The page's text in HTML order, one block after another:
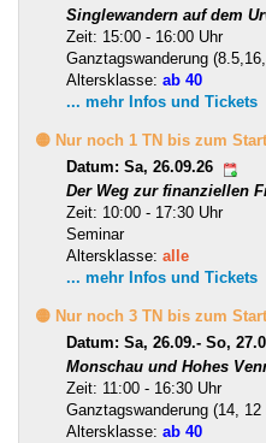
Singlewandern auf dem
Zeit: 15:00 - 16:00 Uhr
Ganztagswanderung
Altersklasse: ab 40
... mehr Infos und Tickets
🟡 Nur noch 1 TN bis zum Start
Datum: Sa, 26.09.26
Der Weg zur finanziellen
Zeit: 10:00 - 17:30 Uhr
Seminar
Altersklasse: alle
... mehr Infos und Tickets
🟡 Nur noch 3 TN bis zum Start
Datum: Sa, 26.09.- So,
Monschau und Hohes
Zeit: 11:00 - 16:30 Uhr
Ganztagswanderung (14, 12
Altersklasse: ab 40